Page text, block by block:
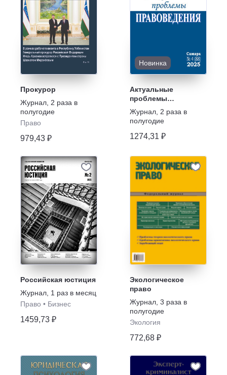
Прокурор
Журнал 2 раза в
полугодие
Право
979,43 ₽
Новинка
Актуальные
проблемы
правоведения
Журнал 2 раза в
полугодие
1274,31 ₽
Российская юстиция
Журнал 1 раз в месяц
Право • Бизнес
1459,73 ₽
Экологическое
право
Журнал 3 раза в
полугодие
Экология
772,68 ₽